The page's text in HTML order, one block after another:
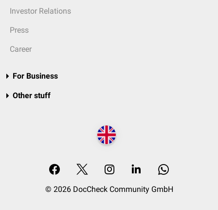
Investor Relations
Press
Career
For Business
Other stuff
© 2026 DocCheck Community GmbH